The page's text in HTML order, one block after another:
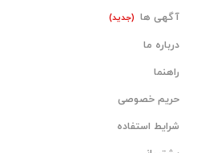
آگهی ها (جدید)
درباره ما
راهنما
حریم خصوصی
شرایط استفاده